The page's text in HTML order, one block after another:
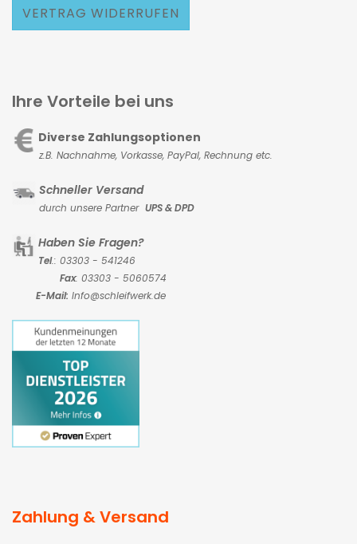
VERTRAG WIDERRUFEN
Ihre Vorteile bei uns
Diverse Zahlungsoptionen
z.B. Nachnahme, Vorkasse, PayPal, Rechnung etc.
Schneller Versand
durch unsere Partner UPS & DPD
Haben Sie Fragen?
Tel.: 03303 - 541246
Fax: 03303 - 5060574
E-Mail: Info@schleifwerk.de
Zahlung & Versand